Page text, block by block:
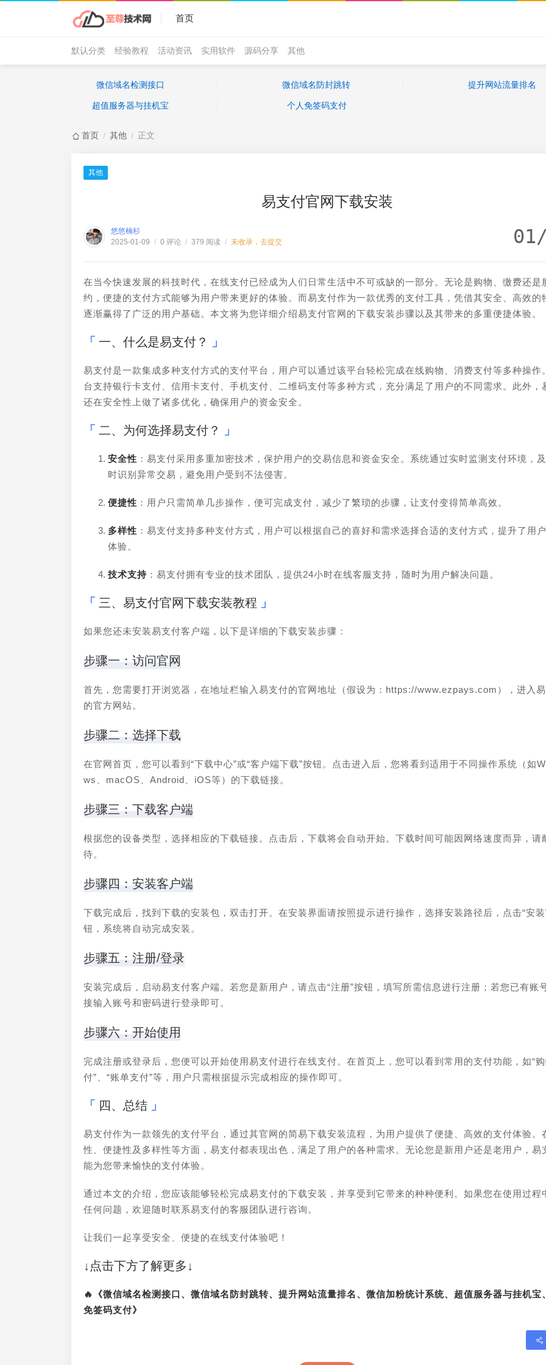
首页
默认分类 经验教程 活动资讯 实用软件 源码分享 其他
微信域名检测接口 微信域名防封跳转 提升网站流量排名
超值服务器与挂机宝 个人免签码支付
首页 / 其他 / 正文
其他
易支付官网下载安装
悠悠楠杉
2025-01-09 / 0 评论 / 379 阅读 / 未收录，去提交
在当今快速发展的科技时代，在线支付已经成为人们日常生活中不可或缺的一部分。无论是购物、缴费还是
约，便捷的支付方式能够为用户带来更好的体验。而易支付作为一款优秀的支付工具，凭借其安全、高效的
逐渐赢得了广泛的用户基础。本文将为您详细介绍易支付官网的下载安装步骤以及其带来的多重便捷体验。
一、什么是易支付？
易支付是一款集成多种支付方式的支付平台，用户可以通过该平台轻松完成在线购物、消费支付等多种操作
台支持银行卡支付、信用卡支付、手机支付、二维码支付等多种方式，充分满足了用户的不同需求。此外，
还在安全性上做了诸多优化，确保用户的资金安全。
二、为何选择易支付？
安全性 ：易支付采用多重加密技术，保护用户的交易信息和资金安全。系统通过实时监测支付环境，及
时识别异常交易，避免用户受到不法侵害。
便捷性 ：用户只需简单几步操作，便可完成支付，减少了繁琐的步骤，让支付变得简单高效。
多样性 ：易支付支持多种支付方式，用户可以根据自己的喜好和需求选择合适的支付方式，提升了用户
体验。
技术支持 ：易支付拥有专业的技术团队，提供24小时在线客服支持，随时为用户解决问题。
三、易支付官网下载安装教程
如果您还未安装易支付客户端，以下是详细的下载安装步骤：
步骤一：访问官网
首先，您需要打开浏览器，在地址栏输入易支付的官网地址（假设为：https://www.ezpays.com），进入
的官方网站。
步骤二：选择下载
在官网首页，您可以看到“下载中心”或“客户端下载”按钮。点击进入后，您将看到适用于不同操作系统（如
ws、macOS、Android、iOS等）的下载链接。
步骤三：下载客户端
根据您的设备类型，选择相应的下载链接。点击后，下载将会自动开始。下载时间可能因网络速度而异，请
待。
步骤四：安装客户端
下载完成后，找到下载的安装包，双击打开。在安装界面请按照提示进行操作，选择安装路径后，点击“安装
钮，系统将自动完成安装。
步骤五：注册/登录
安装完成后，启动易支付客户端。若您是新用户，请点击“注册”按钮，填写所需信息进行注册；若您已有账
接输入账号和密码进行登录即可。
步骤六：开始使用
完成注册或登录后，您便可以开始使用易支付进行在线支付。在首页上，您可以看到常用的支付功能，如“
付”、“账单支付”等，用户只需根据提示完成相应的操作即可。
四、总结
易支付作为一款领先的支付平台，通过其官网的简易下载安装流程，为用户提供了便捷、高效的支付体验。
性、便捷性及多样性等方面，易支付都表现出色，满足了用户的各种需求。无论您是新用户还是老用户，易
能为您带来愉快的支付体验。
通过本文的介绍，您应该能够轻松完成易支付的下载安装，并享受到它带来的种种便利。如果您在使用过程
任何问题，欢迎随时联系易支付的客服团队进行咨询。
让我们一起享受安全、便捷的在线支付体验吧！
↓点击下方了解更多↓
🔥《微信域名检测接口、微信域名防封跳转、提升网站流量排名、微信加粉统计系统、超值服务器与挂机宝
免签码支付》